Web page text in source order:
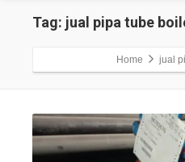
Tag: jual pipa tube
Home jual